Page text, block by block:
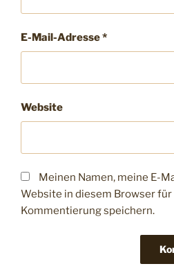
E-Mail-Adresse*
Website
Meinen Namen, meine E-
Website in diesem Browser für
Kommentierung speichern.